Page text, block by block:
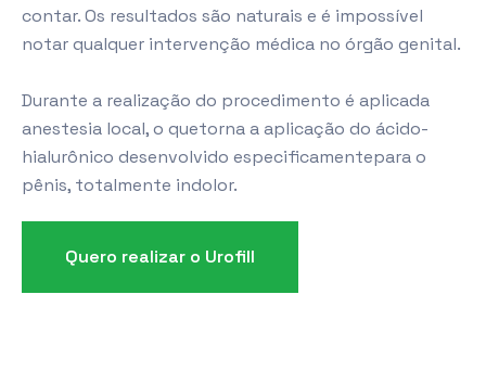
contar. Os resultados são naturais e é impossível
notar qualquer intervenção médica no órgão genital.
Durante a realização do procedimento é aplicada
anestesia local, o quetorna a aplicação do ácido-
hialurônico desenvolvido especificamentepara o
pênis, totalmente indolor.
Quero realizar o Urofill